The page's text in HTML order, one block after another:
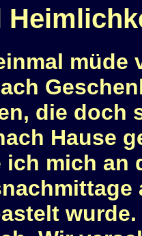
müde
die doch
Hause
ich mich an